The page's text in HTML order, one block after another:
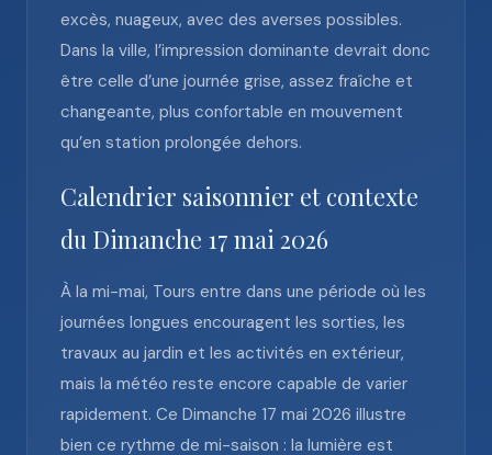
excès, nuageux, avec des averses possibles.
Dans la ville, l’impression dominante devrait donc
être celle d’une journée grise, assez fraîche et
changeante, plus confortable en mouvement
qu’en station prolongée dehors.
Calendrier saisonnier et contexte
du Dimanche 17 mai 2026
À la mi-mai, Tours entre dans une période où les
journées longues encouragent les sorties, les
travaux au jardin et les activités en extérieur,
mais la météo reste encore capable de varier
rapidement. Ce Dimanche 17 mai 2026 illustre
bien ce rythme de mi-saison : la lumière est